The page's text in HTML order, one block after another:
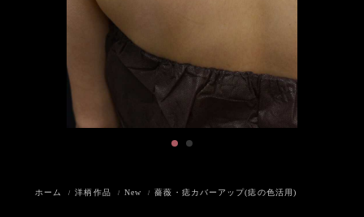
ホーム 洋柄作品 New 薔薇・痣カバーアップ(痣の色活用)